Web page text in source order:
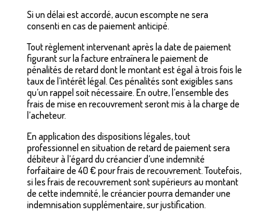
Si un délai est accordé, aucun escompte ne sera
consenti en cas de paiement anticipé.
Tout règlement intervenant après la date de paiement
figurant sur la facture entraînera le paiement de
pénalités de retard dont le montant est égal à trois fois le
taux de l’intérêt légal. Ces pénalités sont exigibles sans
qu’un rappel soit nécessaire. En outre, l’ensemble des
frais de mise en recouvrement seront mis à la charge de
l’acheteur.
En application des dispositions légales, tout
professionnel en situation de retard de paiement sera
débiteur à l’égard du créancier d’une indemnité
forfaitaire de 40 € pour frais de recouvrement. Toutefois,
si les frais de recouvrement sont supérieurs au montant
de cette indemnité, le créancier pourra demander une
indemnisation supplémentaire, sur justification.